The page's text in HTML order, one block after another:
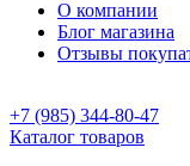
О компании
Блог магазина
Отзывы
+7 (985) 344-80-47
Каталог товаров